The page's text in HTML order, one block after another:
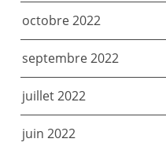
octobre 2022
septembre 2022
juillet 2022
juin 2022